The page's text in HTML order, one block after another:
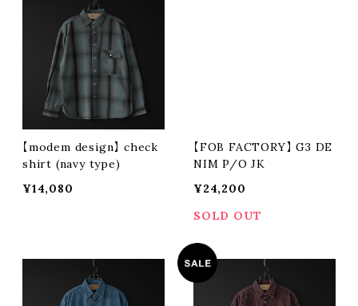
【modem design】 check
shirt (navy type)
¥14,080
【FOB FACTORY】 G3 DE
NIM P/O JK
¥24,200
SOLD OUT